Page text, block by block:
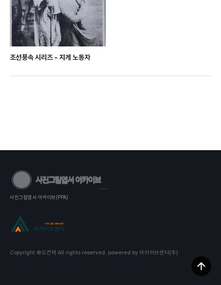
조선풍속 시리즈 - 지게 노동자
사진그림엽서 아카이브(PPA)
Copyright ©오건택 All rights reserved. powered by 아카이브센터(주)